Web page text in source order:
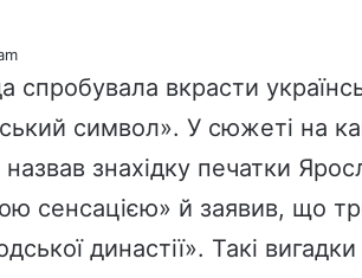
спробувала вкрасти
символ». У сюжеті на
знахідку печатки
сенсацією» й заявив, що
династії». Такі